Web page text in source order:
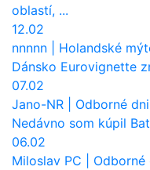
oblastí, ...
12.02
nnnnn
Holandské mýto 2026:
Dánsko Eurovignette
07.02
Jano-NR
Odborné dni LKQ
Nedávno som kúpil
06.02
Miloslav PC
Odborné dni